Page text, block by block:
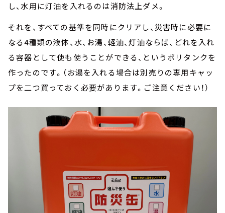
し、水用に灯油を入れるのは消防法上ダメ。
それを、すべての基準を同時にクリアし、災害時に必要に
なる4種類の液体、水、お湯、軽油、灯油ならば、どれを入れ
る容器として使も使うことができる、というポリタンクを
作ったのです。（お湯を入れる場合は別売りの専用キャッ
プを二つ買っておく必要があります。ご注意ください！）